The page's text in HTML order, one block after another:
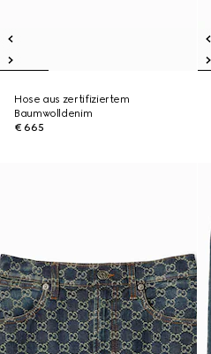
Hose aus zertifiziertem
Baumwolldenim
€ 665